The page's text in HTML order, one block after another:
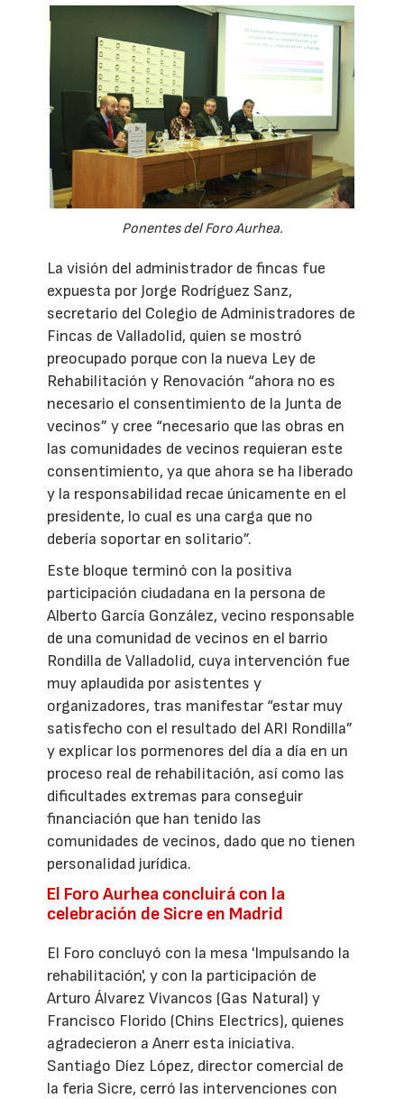
Ponentes del Foro Aurhea.
La visión del administrador de fincas fue
expuesta por Jorge Rodríguez Sanz,
secretario del Colegio de Administradores de
Fincas de Valladolid, quien se mostró
preocupado porque con la nueva Ley de
Rehabilitación y Renovación “ahora no es
necesario el consentimiento de la Junta de
vecinos” y cree “necesario que las obras en
las comunidades de vecinos requieran este
consentimiento, ya que ahora se ha liberado
y la responsabilidad recae únicamente en el
presidente, lo cual es una carga que no
debería soportar en solitario”.
Este bloque terminó con la positiva
participación ciudadana en la persona de
Alberto García González, vecino responsable
de una comunidad de vecinos en el barrio
Rondilla de Valladolid, cuya intervención fue
muy aplaudida por asistentes y
organizadores, tras manifestar “estar muy
satisfecho con el resultado del ARI Rondilla”
y explicar los pormenores del día a día en un
proceso real de rehabilitación, así como las
dificultades extremas para conseguir
financiación que han tenido las
comunidades de vecinos, dado que no tienen
personalidad jurídica.
El Foro Aurhea concluirá con la
celebración de Sicre en Madrid
El Foro concluyó con la mesa 'Impulsando la
rehabilitación', y con la participación de
Arturo Álvarez Vivancos (Gas Natural) y
Francisco Florido (Chins Electrics), quienes
agradecieron a Anerr esta iniciativa.
Santiago Díez López, director comercial de
la feria Sicre, cerró las intervenciones con